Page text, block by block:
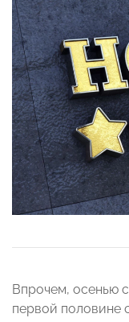
Впрочем, осенью
первой половине